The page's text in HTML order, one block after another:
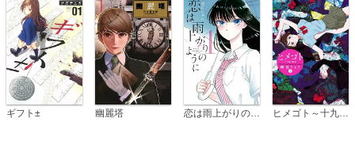
ギフト± 幽麗塔 ヒメゴト～十九歳の制服～